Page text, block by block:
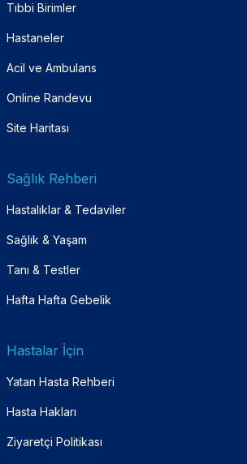
Tıbbi Birimler
Hastaneler
Acil ve Ambulans
Online Randevu
Site Haritası
Sağlık Rehberi
Hastalıklar & Tedaviler
Sağlık & Yaşam
Tanı & Testler
Hafta Hafta Gebelik
Hastalar İçin
Yatan Hasta Rehberi
Hasta Hakları
Ziyaretçi Politikası